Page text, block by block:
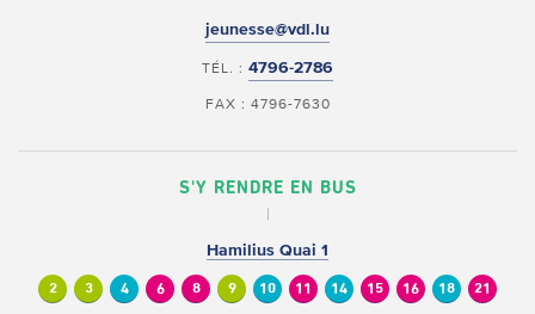
jeunesse@vdl.lu
TÉL. : 4796-2786
FAX : 4796-7630
S'Y RENDRE EN BUS
Hamilius Quai 1
2 3 4 6 8 9 10 11 14 15 16 18 21